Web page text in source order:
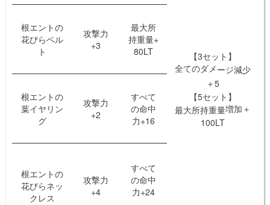
【3セット】
全てのダメージ減少
＋5
【5セット】
最大所持重量増加＋
100LT
根エントの
花びらベル
ト
攻撃力
+3
最大所
持重量+
80LT
根エントの
葉イヤリン
グ
攻撃力
+2
すべて
の命中
力+16
根エントの
花びらネッ
クレス
攻撃力
+4
すべて
の命中
力+24